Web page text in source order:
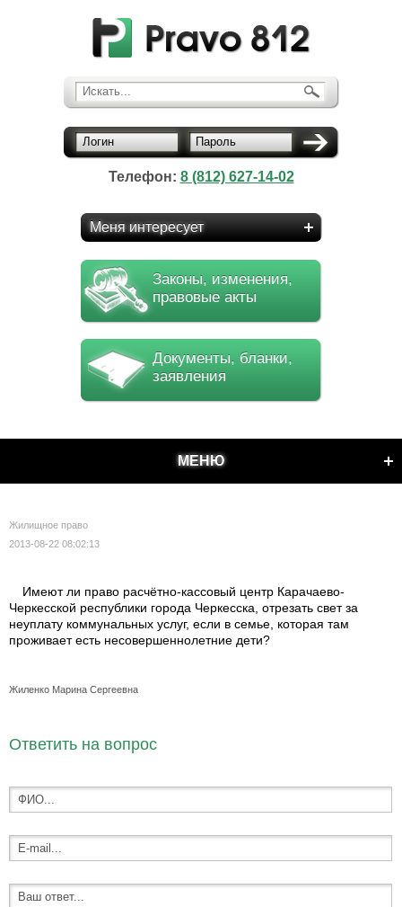
Искать...
Логин Пароль
Телефон: 8 (812) 627-14-02
Меня интересует
Законы, изменения,
правовые акты
Документы, бланки,
заявления
МЕНЮ
Жилищное право
2013-08-22 08:02:13
Имеют ли право расчётно-кассовый центр Карачаево-
Черкесской республики города Черкесска, отрезать свет за
неуплату коммунальных услуг, если в семье, которая там
проживает есть несовершеннолетние дети?
Жиленко Марина Сергеевна
Ответить на вопрос